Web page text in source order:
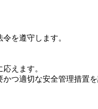
を遵守します。
えます。
つ適切な安全管理措置